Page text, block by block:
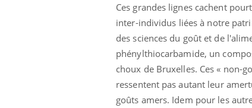
Ces grandes lignes cachent
inter-individus liées à notre
des sciences du goût et de
phénylthiocarbamide, un
choux de Bruxelles. Ces « non-
ressentent pas autant leur
goûts amers. Idem pour les